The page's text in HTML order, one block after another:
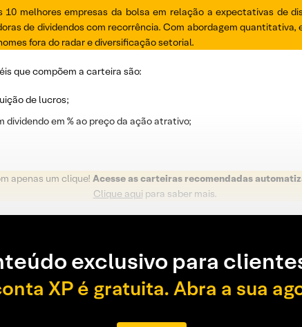
10 melhores empresas da bolsa em relação a expectativas de
de dividendos com recorrência. Com abordagem
fora do radar e diversificação setorial.
que compõem a carteira são:
de lucros;
dividendo em % ao preço da ação atrativo;
apenas um clique! Acesse as carteiras recomendadas
Clique aqui para saber mais.
exclusivo para
XP é gratuita. Abra a sua